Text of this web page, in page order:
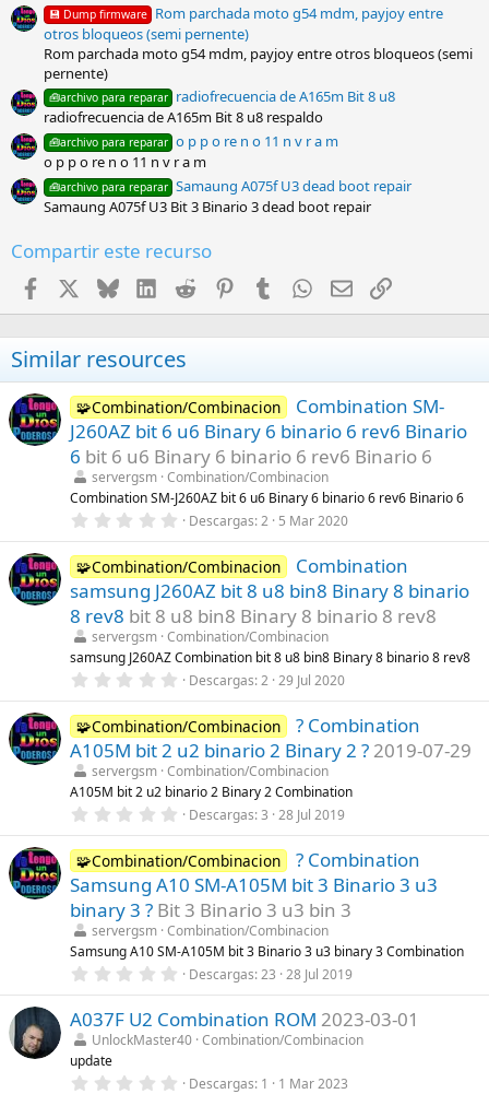
s
)
💾 Dump firmware Rom parchada moto g54 mdm, payjoy entre
otros bloqueos (semi pernente)
Rom parchada moto g54 mdm, payjoy entre otros bloqueos (semi
pernente)
🧰archivo para reparar radiofrecuencia de A165m Bit 8 u8
radiofrecuencia de A165m Bit 8 u8 respaldo
🧰archivo para reparar o p p o re n o 11 n v r a m
o p p o re n o 11 n v r a m
🧰archivo para reparar Samaung A075f U3 dead boot repair
Samaung A075f U3 Bit 3 Binario 3 dead boot repair
Compartir este recurso
Facebook BlueskyLinkedInReddit PinterestTumblr WhatsApp
EmailEnlace
Similar resources
🧩Combination/Combinacion
Combination SM-
J260AZ bit 6 u6 Binary 6 binario 6 rev6 Binario
6 bit 6 u6 Binary 6 binario 6 rev6 Binario 6
servergsm Combination/Combinacion
Combination SM-J260AZ bit 6 u6 Binary 6 binario 6 rev6 Binario 6
0
0
0
e
s
t
r
e
l
a
(
s
)
Descargas 2 5 Mar 2020
🧩Combination/Combinacion
Combination
samsung J260AZ bit 8 u8 bin8 Binary 8 binario
8 rev8 bit 8 u8 bin8 Binary 8 binario 8 rev8
servergsm Combination/Combinacion
samsung J260AZ Combination bit 8 u8 bin8 Binary 8 binario 8 rev8
0
0
0
e
s
t
r
e
l
a
(
s
)
Descargas 2 29 Jul 2020
🧩Combination/Combinacion
? Combination
A105M bit 2 u2 binario 2 Binary 2 ? 2019-07-29
servergsm Combination/Combinacion
A105M bit 2 u2 binario 2 Binary 2 Combination
0
0
0
e
s
t
r
e
l
a
(
s
)
Descargas 3 28 Jul 2019
🧩Combination/Combinacion
? Combination
Samsung A10 SM-A105M bit 3 Binario 3 u3
binary 3 ? Bit 3 Binario 3 u3 bin 3
servergsm Combination/Combinacion
Samsung A10 SM-A105M bit 3 Binario 3 u3 binary 3 Combination
0
0
0
e
s
r
Descargas 23 28 Jul 2019
A037F U2 Combination ROM 2023-03-01
UnlockMaster40 Combination/Combinacion
update
0 Descargas 1 1 Mar 2023